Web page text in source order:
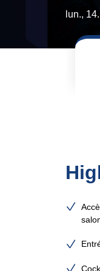
lun.,